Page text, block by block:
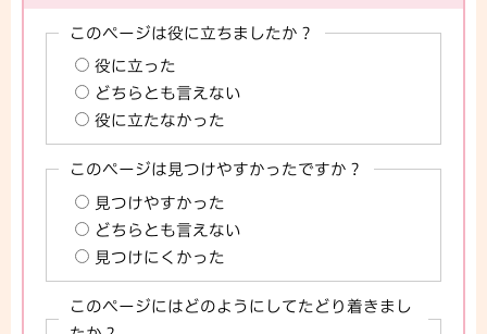
このページは役に立ちましたか？
役に立った
どちらとも言えない
役に立たなかった
このページは見つけやすかったですか？
見つけやすかった
どちらとも言えない
見つけにくかった
このページにはどのようにしてたどり着きまし